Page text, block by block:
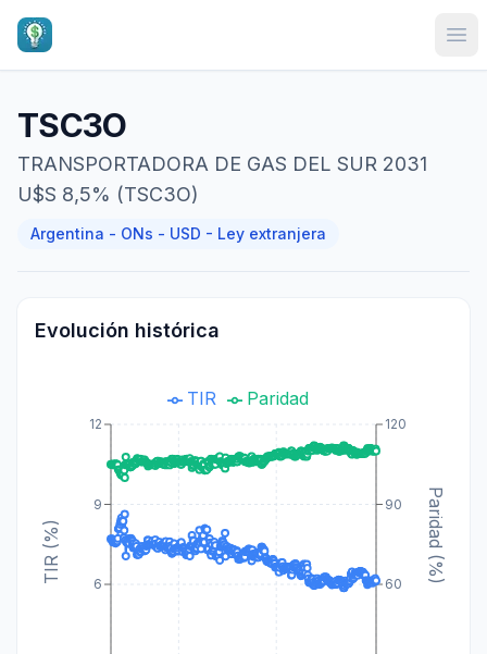
TSC3O
TRANSPORTADORA DE GAS DEL SUR 2031
U$S 8,5% (TSC3O)
Argentina - ONs - USD - Ley extranjera
Evolución histórica
6
9
12
TIR (%) 60
90
120
Paridad (%)
TIR Paridad